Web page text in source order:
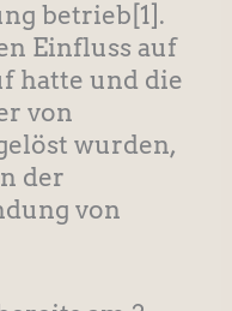
betrieb [1].
Einfluss auf
hatte und die
von
wurden,
der
von